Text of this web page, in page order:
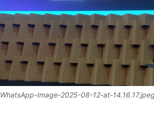
WhatsApp-Image-2025-08-12-at-14.16.17.jpeg